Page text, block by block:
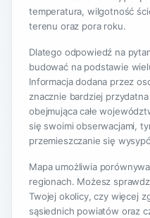
temperatura, wilgotność
terenu oraz pora roku.
Dlatego odpowiedź na
budować na podstawie
Informacja dodana przez
znacznie bardziej
obejmująca całe
się swoimi obserwacjami,
przemieszczanie się
Mapa umożliwia
regionach. Możesz
Twojej okolicy, czy więcej
sąsiednich powiatów oraz